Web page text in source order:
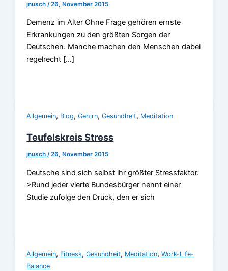
jnusch/26, November 2015
Demenz im Alter Ohne Frage gehören ernste
Erkrankungen zu den größten Sorgen der
Deutschen. Manche machen den Menschen dabei
regelrecht […]
Allgemein, Blog,Gehirn,Gesundheit, Meditation
Teufelskreis Stress
jnusch/26, November 2015
Deutsche sind sich selbst ihr größter Stressfaktor.
>Rund jeder vierte Bundesbürger nennt einer
Studie zufolge den Druck, den er sich
Allgemein, Fitness,Gesundheit, Meditation,Work-Life-
Balance